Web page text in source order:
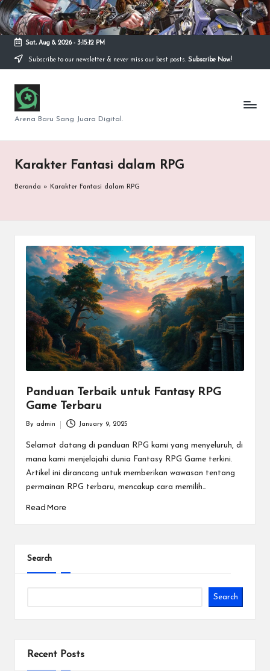
Skip
content
Sat, Aug 8, 2026- 3:15:12 PM
Subscribe to our newsletter & never miss our best posts. Subscribe Now!
S
e
p
u
t
r
G
m
E
rt
ai
Arena Baru Sang Juara Digital.
Karakter Fantasi dalam RPG
Beranda » Karakter Fantasi dalam RPG
Panduan Terbaik untuk Fantasy RPG
Game Terbaru
by
By admin January 9, 2025
Selamat datang di panduan RPG kami yang menyeluruh, di
mana kami menjelajahi dunia Fantasy RPG Game terkini.
Artikel ini dirancang untuk memberikan wawasan tentang
permainan RPG terbaru, mencakup cara memilih…
Read More
Search
Search
Recent Posts